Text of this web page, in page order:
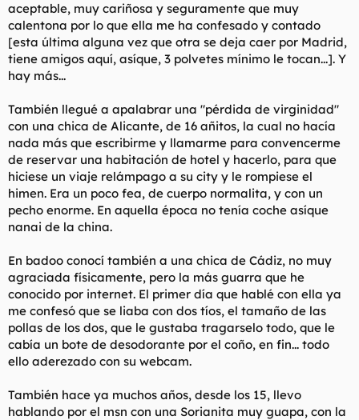
aceptable, muy cariñosa y seguramente que muy
calentona por lo que ella me ha confesado y contado
[esta última alguna vez que otra se deja caer por Madrid,
tiene amigos aquí, asíque, 3 polvetes mínimo le tocan...]. Y
hay más...
También llegué a apalabrar una "pérdida de virginidad"
con una chica de Alicante, de 16 añitos, la cual no hacía
nada más que escribirme y llamarme para convencerme
de reservar una habitación de hotel y hacerlo, para que
hiciese un viaje relámpago a su city y le rompiese el
himen. Era un poco fea, de cuerpo normalita, y con un
pecho enorme. En aquella época no tenía coche asíque
nanai de la china.
En badoo conocí también a una chica de Cádiz, no muy
agraciada físicamente, pero la más guarra que he
conocido por internet. El primer día que hablé con ella ya
me confesó que se liaba con dos tíos, el tamaño de las
pollas de los dos, que le gustaba tragarselo todo, que le
cabía un bote de desodorante por el coño, en fin... todo
ello aderezado con su webcam.
También hace ya muchos años, desde los 15, llevo
hablando por el msn con una Sorianita muy guapa, con la